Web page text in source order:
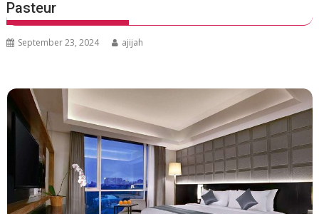
Pasteur
September 23, 2024 ajijah